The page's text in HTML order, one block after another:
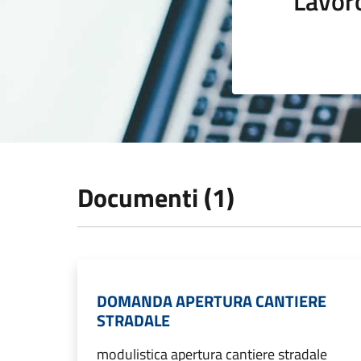
Documenti (1)
DOMANDA APERTURA CANTIERE
STRADALE
modulistica apertura cantiere stradale